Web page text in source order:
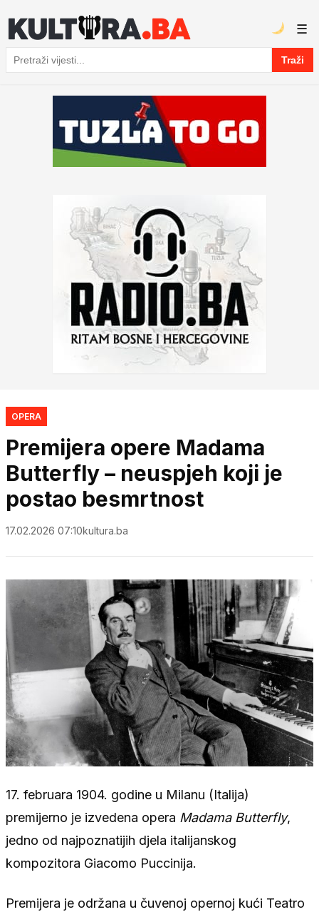
Pretraga
Traži
☰
OPERA
Premijera opere Madama
Butterfly – neuspjeh koji je
postao besmrtnost
17.02.2026 07:10kultura.ba
17. februara 1904. godine u Milanu (Italija)
premijerno je izvedena opera Madama Butterfly,
jedno od najpoznatijih djela italijanskog
kompozitora Giacomo Puccinija.
Premijera je održana u čuvenoj opernoj kući Teatro